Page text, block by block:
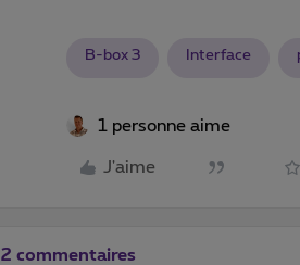
B-box 3 Interface
1 personne aime
J'aime
2 commentaires